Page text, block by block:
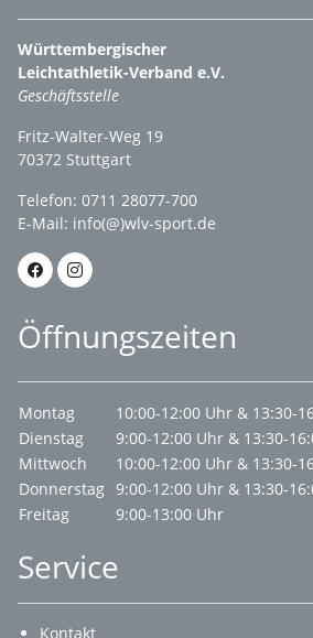
Württembergischer
Leichtathletik-Verband e.V.
Geschäftsstelle
Fritz-Walter-Weg 19
70372 Stuttgart
Telefon: 0711 28077-700
E-Mail: info(@)wlv-sport.de
Öffnungszeiten
Montag
10:00-12:00 Uhr & 13:30-
Dienstag
9:00-12:00 Uhr & 13:30-
Mittwoch
10:00-12:00 Uhr & 13:30-
Donnerstag 9:00-12:00 Uhr & 13:30-
Freitag
9:00-13:00 Uhr
Service
Kontakt